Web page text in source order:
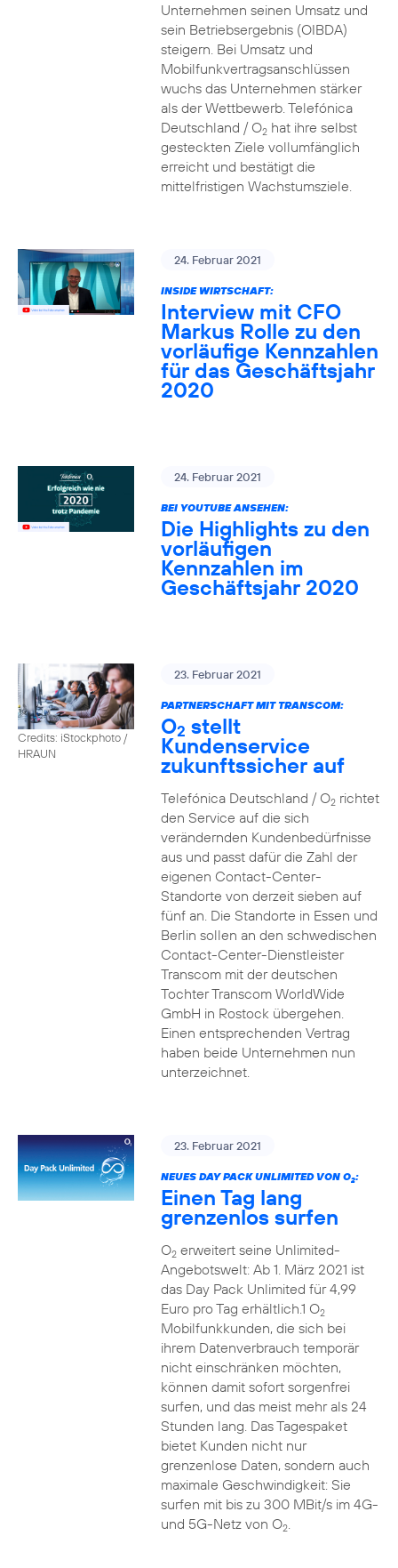
Unternehmen seinen Umsatz und
sein Betriebsergebnis (OIBDA)
steigern. Bei Umsatz und
Mobilfunkvertragsanschlüssen
wuchs das Unternehmen stärker
als der Wettbewerb. Telefónica
Deutschland / O2hat ihre selbst
gesteckten Ziele vollumfänglich
erreicht und bestätigt die
mittelfristigen Wachstumsziele.
24. Februar 2021
INSIDE WIRTSCHAFT:
Interview mit CFO
Markus Rolle zu den
vorläufige Kennzahlen
für das Geschäftsjahr
2020
24. Februar 2021
BEI YOUTUBE ANSEHEN:
Die Highlights zu den
vorläufigen
Kennzahlen im
Geschäftsjahr 2020
Credits: iStockphoto /
HRAUN
23. Februar 2021
PARTNERSCHAFT MIT TRANSCOM:
O2 stellt
Kundenservice
zukunftssicher auf
Telefónica Deutschland / O2richtet
den Service auf die sich
verändernden Kundenbedürfnisse
aus und passt dafür die Zahl der
eigenen Contact-Center-
Standorte von derzeit sieben auf
fünf an. Die Standorte in Essen und
Berlin sollen an den schwedischen
Contact-Center-Dienstleister
Transcom mit der deutschen
Tochter Transcom WorldWide
GmbH in Rostock übergehen.
Einen entsprechenden Vertrag
haben beide Unternehmen nun
unterzeichnet.
23. Februar 2021
NEUES DAY PACK UNLIMITED VON O2:
Einen Tag lang
grenzenlos surfen
O2erweitert seine Unlimited-
Angebotswelt: Ab 1. März 2021 ist
das Day Pack Unlimited für 4,99
Euro pro Tag erhältlich.1 O2
Mobilfunkkunden, die sich bei
ihrem Datenverbrauch temporär
nicht einschränken möchten,
können damit sofort sorgenfrei
surfen, und das meist mehr als 24
Stunden lang. Das Tagespaket
bietet Kunden nicht nur
grenzenlose Daten, sondern auch
maximale Geschwindigkeit: Sie
surfen mit bis zu 300 MBit/s im 4G-
und 5G-Netz von O2.